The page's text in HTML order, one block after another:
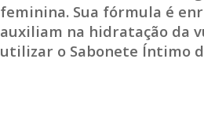
feminina. Sua fórmula é
auxiliam na hidratação da
utilizar o Sabonete Íntimo